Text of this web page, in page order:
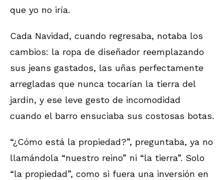
que yo no iría.
Cada Navidad, cuando regresaba, notaba los
cambios: la ropa de diseñador reemplazando
sus jeans gastados, las uñas perfectamente
arregladas que nunca tocarían la tierra del
jardín, y ese leve gesto de incomodidad
cuando el barro ensuciaba sus costosas botas.
“¿Cómo está la propiedad?”, preguntaba, ya no
llamándola “nuestro reino” ni “la tierra”. Solo
“la propiedad”, como si fuera una inversión en